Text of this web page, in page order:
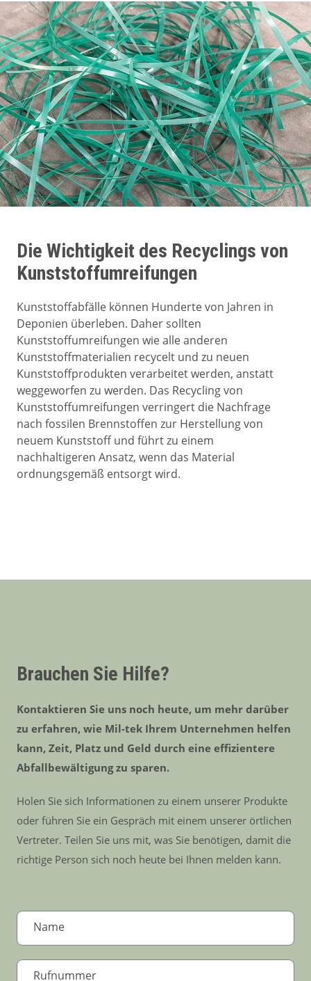
Die Wichtigkeit des Recyclings von
Kunststoffumreifungen
Kunststoffabfälle können Hunderte von Jahren in
Deponien überleben. Daher sollten
Kunststoffumreifungen wie alle anderen
Kunststoffmaterialien recycelt und zu neuen
Kunststoffprodukten verarbeitet werden, anstatt
weggeworfen zu werden. Das Recycling von
Kunststoffumreifungen verringert die Nachfrage
nach fossilen Brennstoffen zur Herstellung von
neuem Kunststoff und führt zu einem
nachhaltigeren Ansatz, wenn das Material
ordnungsgemäß entsorgt wird.
Brauchen Sie Hilfe?
Kontaktieren Sie uns noch heute, um mehr darüber
zu erfahren, wie Mil-tek Ihrem Unternehmen helfen
kann, Zeit, Platz und Geld durch eine effizientere
Abfallbewältigung zu sparen.
Holen Sie sich Informationen zu einem unserer Produkte
oder führen Sie ein Gespräch mit einem unserer örtlichen
Vertreter. Teilen Sie uns mit, was Sie benötigen, damit die
richtige Person sich noch heute bei Ihnen melden kann.